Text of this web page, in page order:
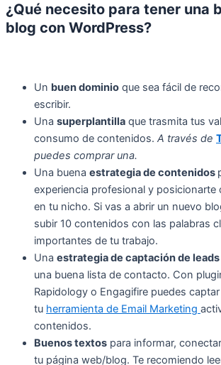
¿Qué necesito para tener una
blog con WordPress?
Un buen dominio que sea fácil de
escribir.
Una superplantilla que trasmita tus
consumo de contenidos. A través de
puedes comprar una.
Una buena estrategia de contenidos
experiencia profesional y posicionarte
en tu nicho. Si vas a abrir un nuevo
subir 10 contenidos con las palabras
importantes de tu trabajo.
Una estrategia de captación de leads
una buena lista de contacto. Con
Rapidology o Engagifire puedes
tu herramienta de Email Marketing
contenidos.
Buenos textos para informar,
tu página web/blog. Te recomiendo